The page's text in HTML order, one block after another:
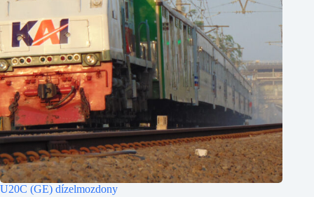
U20C (GE) dízelmozdony